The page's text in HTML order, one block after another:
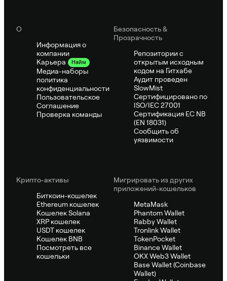
О
Информация о
компании
Карьера
Найм
Медиа-наборы
политика
конфиденциальности
Пользовательское
Соглашение
Проверка команды
Безопасность &
Прозрачность
Репозитории с
открытым исходным
кодом на Гитхабе
Аудит проведен
SlowMist
Сертифицировано по
ISO/IEC 27001
Сертификация ЕС NB
(EN 18031)
Сообщить об
уязвимости
Крипто-активы
Биткоин-кошелек
Ethereum кошелек
Кошелек Solana
XRP кошелек
USDT кошелек
Кошелек BNB
Посмотреть все
кошельки
Мигрировать из других
приложений-кошельков
MetaMask
Phantom Wallet
Rabby Wallet
Tronlink Wallet
TokenPocket
Binance Wallet
OKX Web3 Wallet
Base Wallet (Coinbase
Wallet)